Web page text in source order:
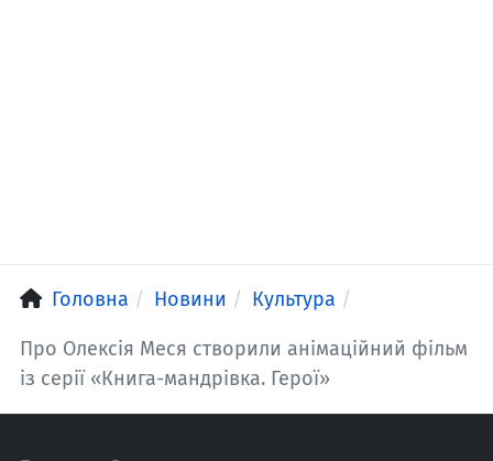
Головна Новини Культура
Про Олексія Меся створили анімаційний фільм
із серії «Книга-мандрівка. Герої»